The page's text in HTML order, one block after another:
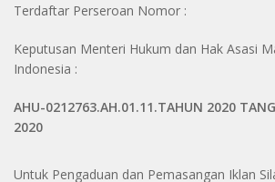
Terdaftar Perseroan Nomor :
Keputusan Menteri Hukum dan Hak Asasi
Indonesia :
AHU-0212763.AH.01.11.TAHUN 2020
2020
Untuk Pengaduan dan Pemasangan Iklan